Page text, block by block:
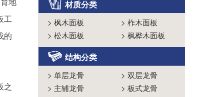
工
的
之
材质分类
> 枫木面板 > 柞木面板
> 松木面板 > 枫桦木面板
结构分类
> 单层龙骨 > 双层龙骨
> 主辅龙骨 > 板式龙骨